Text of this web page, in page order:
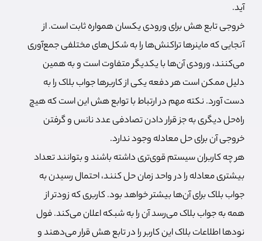
آید.
خروجی تابع هش برای ورودی یکسان همواره ثابت است. از
آنجایی که ماینرها تراکنش‌ها را به شکل‌های مختلفی جمع‌آوری
می‌کنند، ورودی آن‌ها با یکدیگر متفاوت است و به همین
دلیل ممکن است هر دفعه یکی از کاربرها جواب بلاک را به
دست آورد. نکته مهم در ارتباط با توابع هش این است که هیچ
راه‌حل دیگری به جز قرار دادن تصادفی عدد نانس و گرفتن
خروجی آن برای حل معادله وجود ندارد.
هر چه کاربران سیستم قوی‌تری داشته باشند و بتوانند تعداد
بیشتری معادله را در واحد زمان حل کنند، احتمال رسیدن به
جواب بلاک برای آن‌ها بیشتر خواهد بود. کاربری که زودتر از
همه به جواب بلاک می‌رسد آن را به شبکه اعلان می‌کند. فول
نودها اطلاعات بلاک این کاربر را در تابع هش قرار می‌دهند و